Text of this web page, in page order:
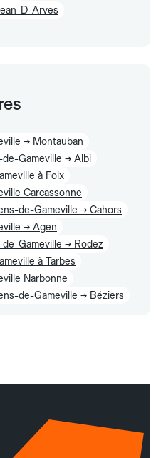
D-Arves
→ Montauban
Gameville → Albi
à Foix
Carcassonne
de-Gameville → Cahors
→ Agen
Gameville → Rodez
à Tarbes
Narbonne
de-Gameville → Béziers